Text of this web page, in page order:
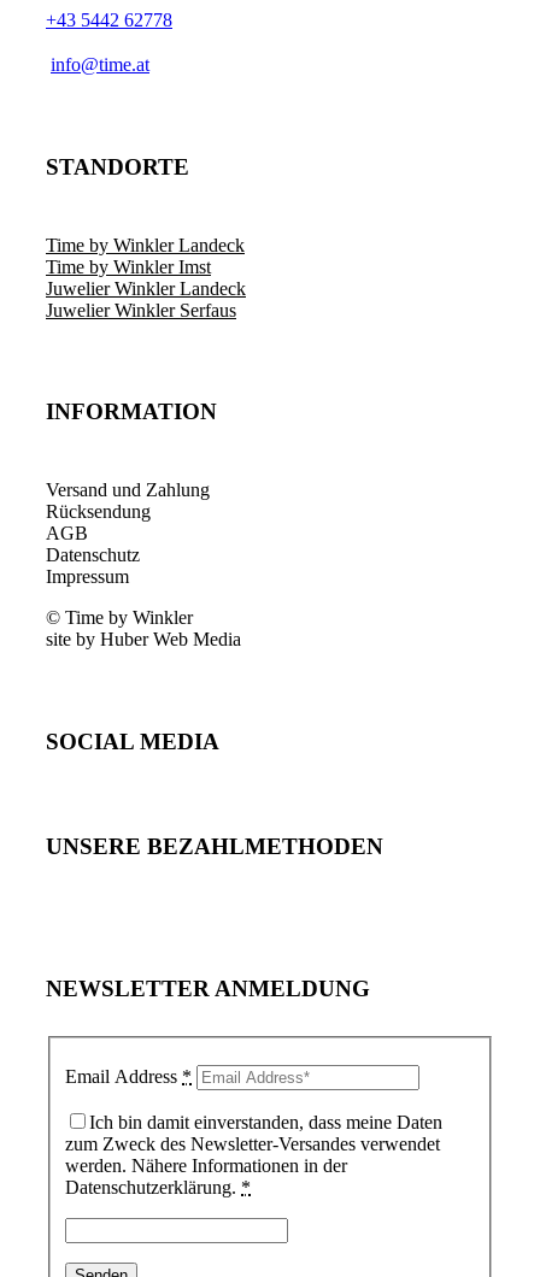
+43 5442 62778
info@time.at
STANDORTE
Time by Winkler Landeck
Time by Winkler Imst
Juwelier Winkler Landeck
Juwelier Winkler Serfaus
INFORMATION
Versand und Zahlung
Rücksendung
AGB
Datenschutz
Impressum
© Time by Winkler
site by Huber Web Media
SOCIAL MEDIA
UNSERE BEZAHLMETHODEN
NEWSLETTER ANMELDUNG
Email Address *
Ich bin damit einverstanden, dass meine Daten
zum Zweck des Newsletter-Versandes verwendet
werden. Nähere Informationen in der
Datenschutzerklärung. *